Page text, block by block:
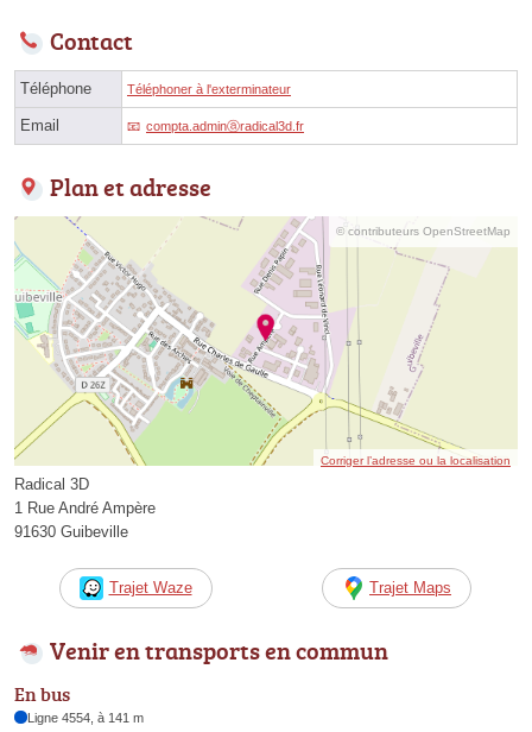
Contact
Téléphone Téléphoner à l'exterminateur
Email compta.adminⓐradical3d.fr
Plan et adresse
© contributeurs OpenStreetMap
Corriger l’adresse ou la localisation
Radical 3D
1 Rue André Ampère
91630 Guibeville
Trajet Waze Trajet Maps
Venir en transports en commun
En bus
Ligne 4554, à 141 m